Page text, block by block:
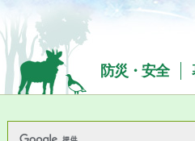
長野県Nagano Prefecture
防災・安全